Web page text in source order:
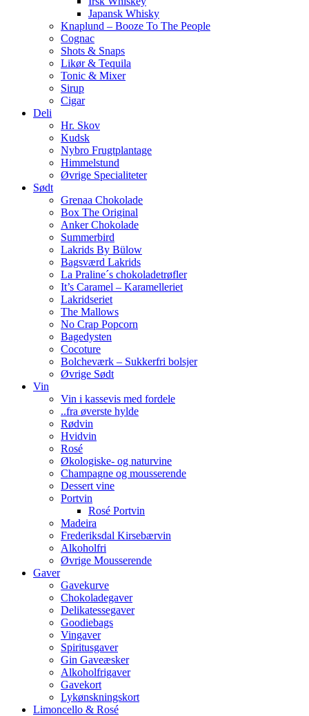
Japansk Whisky
Knaplund – Booze To The People
Cognac
Shots & Snaps
Likør & Tequila
Tonic & Mixer
Sirup
Cigar
Deli
Hr. Skov
Kudsk
Nybro Frugtplantage
Himmelstund
Øvrige Specialiteter
Sødt
Grenaa Chokolade
Box The Original
Anker Chokolade
Summerbird
Lakrids By Bülow
Bagsværd Lakrids
La Praline´s chokoladetrøfler
It’s Caramel – Karamelleriet
Lakridseriet
The Mallows
No Crap Popcorn
Bagedysten
Cocoture
Bolcheværk – Sukkerfri bolsjer
Øvrige Sødt
Vin
Vin i kassevis med fordele
..fra øverste hylde
Rødvin
Hvidvin
Rosé
Økologiske- og naturvine
Champagne og mousserende
Dessert vine
Portvin
Rosé Portvin
Madeira
Frederiksdal Kirsebærvin
Alkoholfri
Øvrige Mousserende
Gaver
Gavekurve
Chokoladegaver
Delikatessegaver
Goodiebags
Vingaver
Spiritusgaver
Gin Gaveæsker
Alkoholfrigaver
Gavekort
Lykønskningskort
Limoncello & Rosé